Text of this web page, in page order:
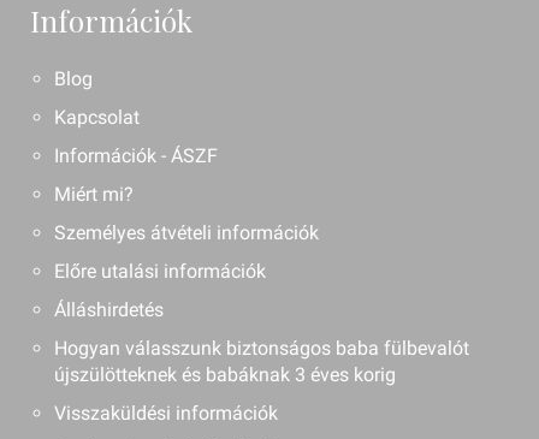
Információk
Blog
Kapcsolat
Információk - ÁSZF
Miért mi?
Személyes átvételi információk
Előre utalási információk
Álláshirdetés
Hogyan válasszunk biztonságos baba fülbevalót
újszülötteknek és babáknak 3 éves korig
Visszaküldési információk